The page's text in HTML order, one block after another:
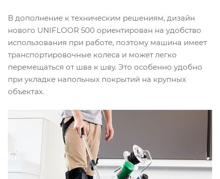
В дополнение к техническим решениям, дизайн
нового UNIFLOOR 500 ориентирован на удобство
использования при работе, поэтому машина имеет
транспортировочные колеса и может легко
перемещаться от шва к шву. Это особенно удобно
при укладке напольных покрытий на крупных
объектах.